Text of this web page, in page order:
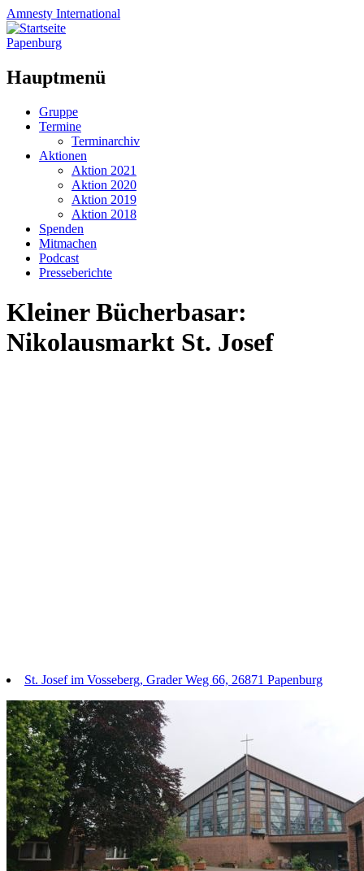
Amnesty International
Papenburg
Hauptmenü
Zum
Inhalt
Gruppe
Termine
Terminarchiv
Aktionen
Aktion 2021
Aktion 2020
Aktion 2019
Aktion 2018
Spenden
Mitmachen
Podcast
Presseberichte
Kleiner Bücherbasar:
Nikolausmarkt St. Josef
St. Josef im Vosseberg, Grader Weg 66, 26871 Papenburg